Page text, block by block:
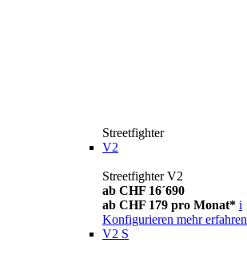
Streetfighter
V2
Streetfighter V2
ab CHF 16´690
ab CHF 179 pro Monat* i
Konfigurieren mehr erfahren
V2 S